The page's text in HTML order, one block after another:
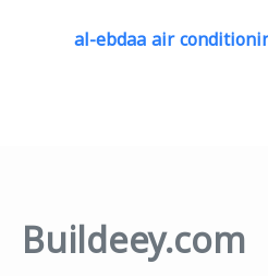
al-ebdaa air
Buildeey.com